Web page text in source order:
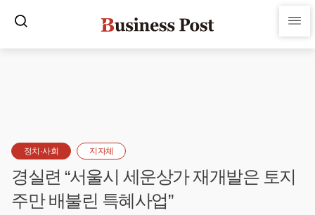
정치·사회 지자체
경실련 “서울시 세운상가 재개발은 토지
주만 배불린 특혜사업”